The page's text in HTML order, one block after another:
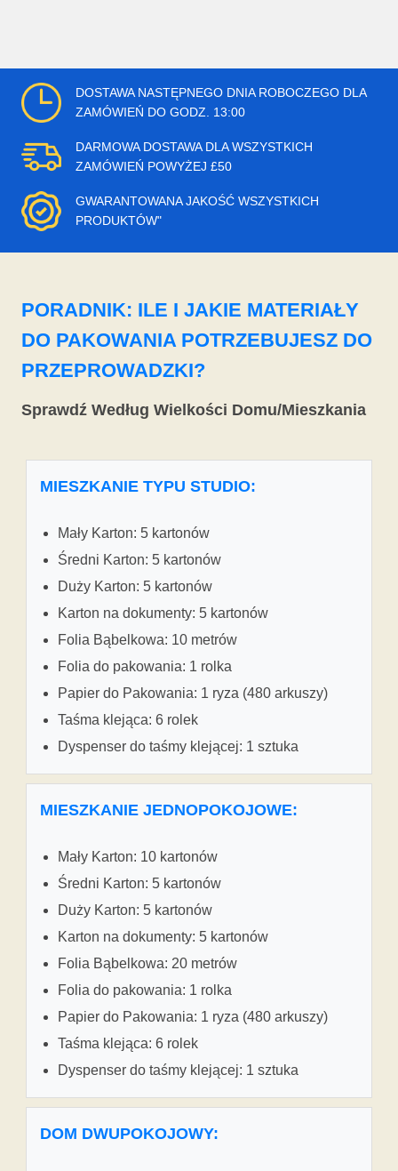
DOSTAWA NASTĘPNEGO DNIA ROBOCZEGO DLA
ZAMÓWIEŃ DO GODZ. 13:00
DARMOWA DOSTAWA DLA WSZYSTKICH
ZAMÓWIEŃ POWYŻEJ £50
GWARANTOWANA JAKOŚĆ WSZYSTKICH
PRODUKTÓW"
PORADNIK: ILE I JAKIE MATERIAŁY
DO PAKOWANIA POTRZEBUJESZ DO
PRZEPROWADZKI?
Sprawdź Według Wielkości Domu/Mieszkania
MIESZKANIE TYPU STUDIO:
Mały Karton: 5 kartonów
Średni Karton: 5 kartonów
Duży Karton: 5 kartonów
Karton na dokumenty: 5 kartonów
Folia Bąbelkowa: 10 metrów
Folia do pakowania: 1 rolka
Papier do Pakowania: 1 ryza (480 arkuszy)
Taśma klejąca: 6 rolek
Dyspenser do taśmy klejącej: 1 sztuka
MIESZKANIE JEDNOPOKOJOWE:
Mały Karton: 10 kartonów
Średni Karton: 5 kartonów
Duży Karton: 5 kartonów
Karton na dokumenty: 5 kartonów
Folia Bąbelkowa: 20 metrów
Folia do pakowania: 1 rolka
Papier do Pakowania: 1 ryza (480 arkuszy)
Taśma klejąca: 6 rolek
Dyspenser do taśmy klejącej: 1 sztuka
DOM DWUPOKOJOWY: